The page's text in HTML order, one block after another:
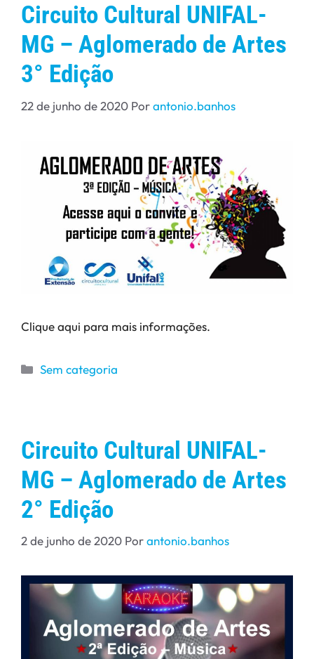
Circuito Cultural UNIFAL-
MG – Aglomerado de Artes
3° Edição
22 de junho de 2020 Porantonio.banhos
Clique aqui para mais informações.
Sem categoria
Circuito Cultural UNIFAL-
MG – Aglomerado de Artes
2° Edição
2 de junho de 2020 Porantonio.banhos